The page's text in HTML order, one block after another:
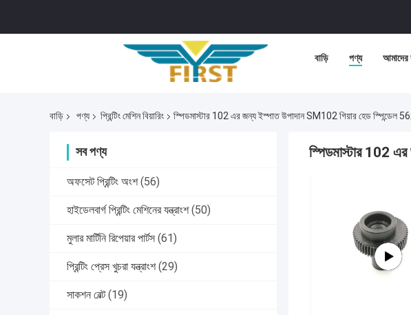
বাড়ি পণ্য আমাদের
বাড়ি পণ্য প্রিন্টিং মেশিন বিয়ারিং স্পিডমাস্টার 102 এর জন্য ইস্পাত উপাদান SM102 গিয়ার হেড স্পিন্ডেল
সব পণ্য
অফসেট প্রিন্টিং অংশ (56)
হাইডেলবার্গ প্রিন্টিং মেশিনের যন্ত্রাংশ (50)
মুলার মার্টিনি রিপেয়ার পার্টস (61)
প্রিন্টিং প্রেস খুচরা যন্ত্রাংশ (29)
সাকশন বেল্ট (19)
স্পিডমাস্টার 102